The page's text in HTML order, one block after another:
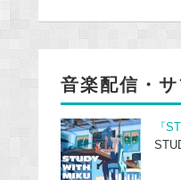
音楽配信・サ
『